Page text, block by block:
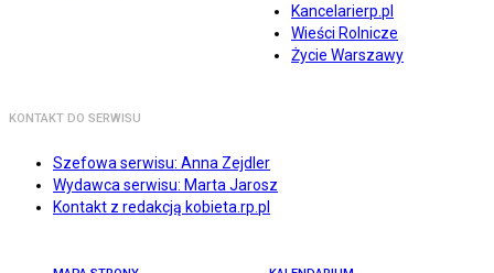
Kancelarierp.pl
Wieści Rolnicze
Życie Warszawy
KONTAKT DO SERWISU
Szefowa serwisu: Anna Zejdler
Wydawca serwisu: Marta Jarosz
Kontakt z redakcją kobieta.rp.pl